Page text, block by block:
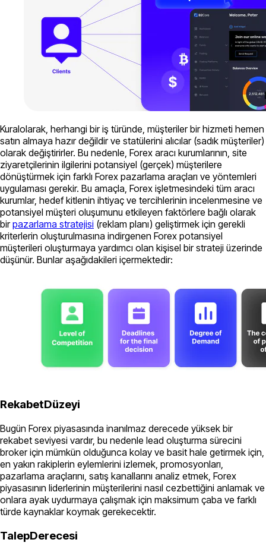
Kuralolarak, herhangi bir iş türünde, müşteriler bir hizmeti hemen
satın almaya hazır değildir ve statülerini alıcılar (sadık müşteriler)
olarak değiştirirler. Bu nedenle, Forex aracı kurumlarının, site
ziyaretçilerinin ilgilerini potansiyel (gerçek) müşterilere
dönüştürmek için farklı Forex pazarlama araçları ve yöntemleri
uygulaması gerekir. Bu amaçla, Forex işletmesindeki tüm aracı
kurumlar, hedef kitlenin ihtiyaç ve tercihlerinin incelenmesine ve
potansiyel müşteri oluşumunu etkileyen faktörlere bağlı olarak
birpazarlama stratejisi (reklam planı) geliştirmek için gerekli
kriterlerin oluşturulmasına indirgenen Forex potansiyel
müşterileri oluşturmaya yardımcı olan kişisel bir strateji üzerinde
düşünür. Bunlar aşağıdakileri içermektedir:
RekabetDüzeyi
Bugün Forex piyasasında inanılmaz derecede yüksek bir
rekabet seviyesi vardır, bu nedenle lead oluşturma sürecini
broker için mümkün olduğunca kolay ve basit hale getirmek için,
en yakın rakiplerin eylemlerini izlemek, promosyonları,
pazarlama araçlarını, satış kanallarını analiz etmek, Forex
piyasasının liderlerinin müşterilerini nasıl cezbettiğini anlamak ve
onlara ayak uydurmaya çalışmak için maksimum çaba ve farklı
türde kaynaklar koymak gerekecektir.
TalepDerecesi